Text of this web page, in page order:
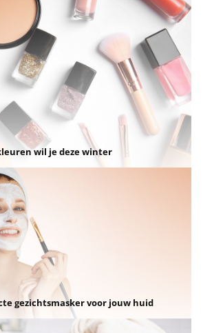
wil je deze winter
gezichtsmasker voor jouw huid